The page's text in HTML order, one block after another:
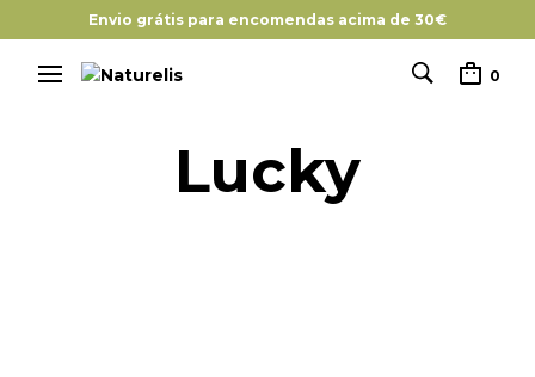
Envio grátis para encomendas acima de 30€
0
Lucky